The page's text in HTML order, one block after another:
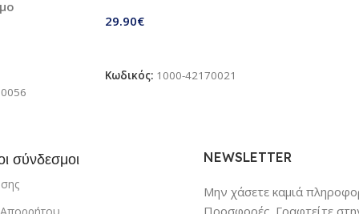
29.90€
Κωδικός: 1000-42170021
σύνδεσμοι
Απορρήτου
NEWSLETTER
Μην χάσετε καμιά
Προσφορές. Γραφτείτε